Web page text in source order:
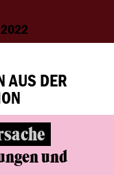
AUS DER
und